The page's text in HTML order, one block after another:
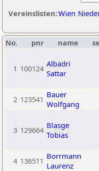
Vereinslisten:Wien
No. pnr name
1 100124 Albadri
Sattar
2 123541 Bauer
Wolfgang
3 129664 Blasge
Tobias
4 136511 Borrmann
Laurenz